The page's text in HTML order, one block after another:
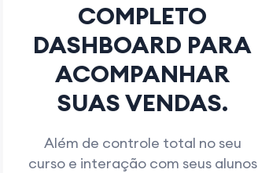
COMPLETO
DASHBOARD PARA
ACOMPANHAR
SUAS VENDAS.
Além de controle total no seu
curso e interação com seus alunos